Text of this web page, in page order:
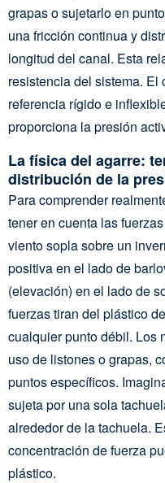
grapas o sujetarlo en
una fricción continua y
longitud del canal. Esta
resistencia del sistema.
referencia rígido e
proporciona la presión
La física del agarre:
distribución de la
Para comprender
tener en cuenta las
viento sopla sobre un
positiva en el lado de
(elevación) en el lado de
fuerzas tiran del plástico
cualquier punto débil. Los
uso de listones o grapas,
puntos específicos.
sujeta por una sola
alrededor de la tachuela.
concentración de fuerza
plástico.